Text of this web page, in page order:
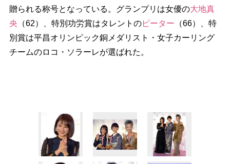
贈られる称号となっている。グランプリは女優の大地真
央 （62）、特別功労賞はタレントのピーター （66）、特
別賞は平昌オリンピック銅メダリスト・女子カーリング
チームのロコ・ソラーレが選ばれた。